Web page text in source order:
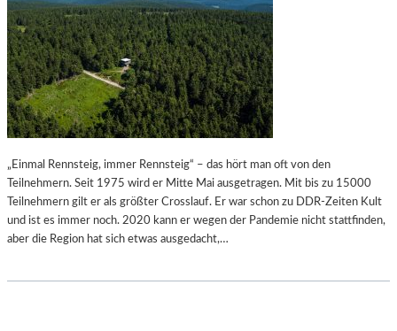
C
K
T
E
G
E
E
Ü
B
E
R
E
G
R
A
F
I
E
R
A
P
S
O
I
„Einmal Rennsteig, immer Rennsteig“ – das hört man oft von den
Teilnehmern. Seit 1975 wird er Mitte Mai ausgetragen. Mit bis zu 15000
Teilnehmern gilt er als größter Crosslauf. Er war schon zu DDR-Zeiten Kult
und ist es immer noch. 2020 kann er wegen der Pandemie nicht stattfinden,
aber die Region hat sich etwas ausgedacht,…